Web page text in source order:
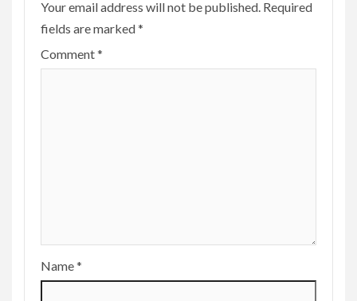
Your email address will not be published. Required
fields are marked*
Comment*
Name*